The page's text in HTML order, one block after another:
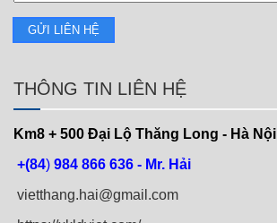
THÔNG TIN LIÊN HỆ
Km8 + 500 Đại Lộ Thăng Long - Hà Nội
+(84) 984 866 636 - Mr. Hải
vietthang.hai@gmail.com